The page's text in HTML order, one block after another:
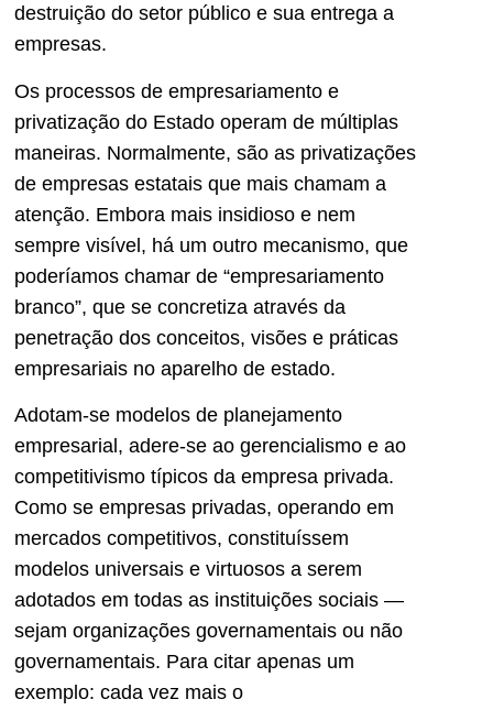
destruição do setor público e sua entrega a
empresas.
Os processos de empresariamento e
privatização do Estado operam de múltiplas
maneiras. Normalmente, são as privatizações
de empresas estatais que mais chamam a
atenção. Embora mais insidioso e nem
sempre visível, há um outro mecanismo, que
poderíamos chamar de “empresariamento
branco”, que se concretiza através da
penetração dos conceitos, visões e práticas
empresariais no aparelho de estado.
Adotam-se modelos de planejamento
empresarial, adere-se ao gerencialismo e ao
competitivismo típicos da empresa privada.
Como se empresas privadas, operando em
mercados competitivos, constituíssem
modelos universais e virtuosos a serem
adotados em todas as instituições sociais —
sejam organizações governamentais ou não
governamentais. Para citar apenas um
exemplo: cada vez mais o